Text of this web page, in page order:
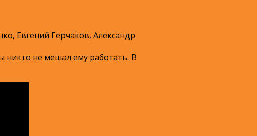
Евгений Герчаков, Александр
никто не мешал ему работать. В